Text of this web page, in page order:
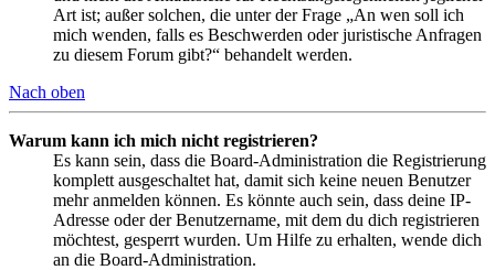
Art ist; außer solchen, die unter der Frage „An wen soll ich
mich wenden, falls es Beschwerden oder juristische Anfragen
zu diesem Forum gibt?“ behandelt werden.
Nach oben
Warum kann ich mich nicht registrieren?
Es kann sein, dass die Board-Administration die Registrierung
komplett ausgeschaltet hat, damit sich keine neuen Benutzer
mehr anmelden können. Es könnte auch sein, dass deine IP-
Adresse oder der Benutzername, mit dem du dich registrieren
möchtest, gesperrt wurden. Um Hilfe zu erhalten, wende dich
an die Board-Administration.